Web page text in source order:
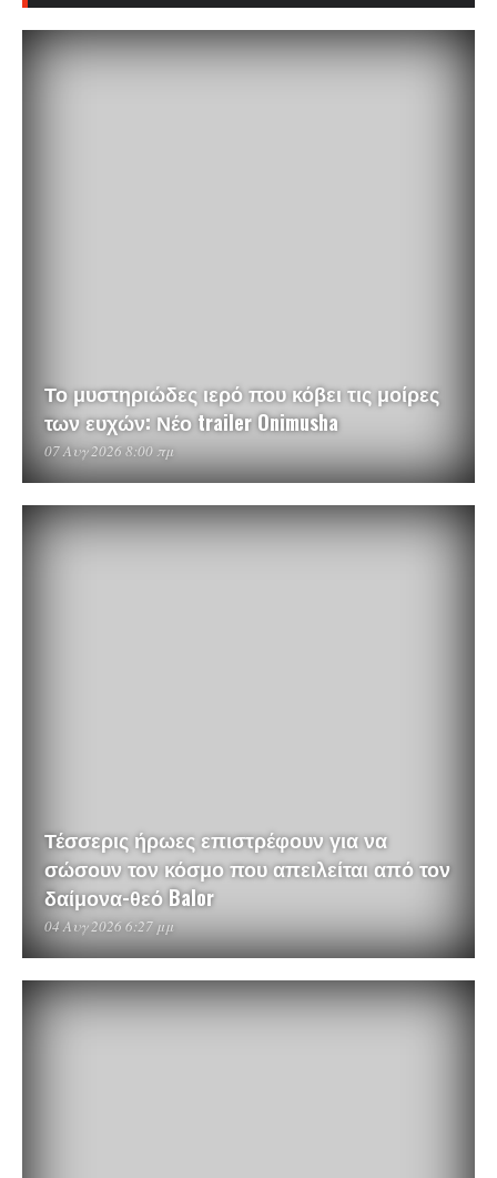
Το μυστηριώδες ιερό που κόβει τις μοίρες
των ευχών: Νέο trailer Onimusha
07 Αυγ 2026 8:00 πμ
Τέσσερις ήρωες επιστρέφουν για να
σώσουν τον κόσμο που απειλείται από τον
δαίμονα-θεό Balor
04 Αυγ 2026 6:27 μμ